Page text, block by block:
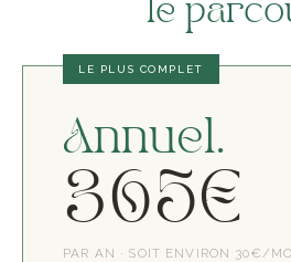
le
LE PLUS COMPLET
Annuel.
365€
PAR AN · SOIT ENVIRON 30€/